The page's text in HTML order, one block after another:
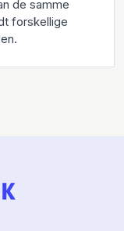
de samme
forskellige